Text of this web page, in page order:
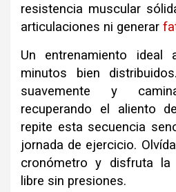
resistencia muscular
articulaciones ni generar
Un entrenamiento ideal
minutos bien
suavemente y
recuperando el aliento
repite esta secuencia
jornada de ejercicio.
cronómetro y disfruta la
libre sin presiones.